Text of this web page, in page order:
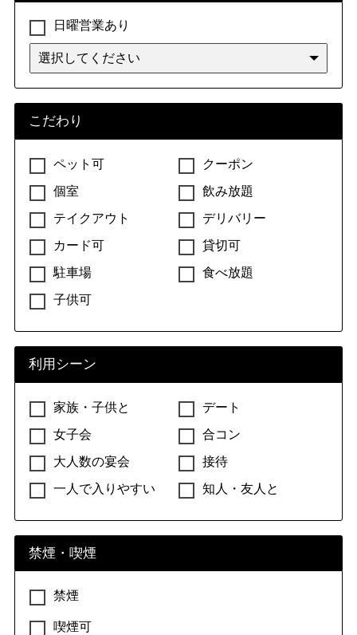
日曜営業あり
こだわり
ペット可
クーポン
個室
飲み放題
テイクアウト
デリバリー
カード可
貸切可
駐車場
食べ放題
子供可
利用シーン
家族・子供と
デート
女子会
合コン
大人数の宴会
接待
一人で入りやすい
知人・友人と
禁煙・喫煙
禁煙
喫煙可